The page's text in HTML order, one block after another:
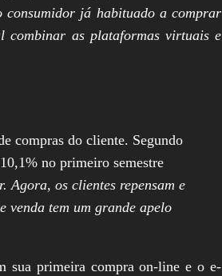
consumidor já habituado a comprar
combinar as plataformas virtuais e
compras do cliente. Segundo
no primeiro semestre
Agora, os clientes repensam e
venda tem um grande apelo
sua primeira compra on-line e o e-